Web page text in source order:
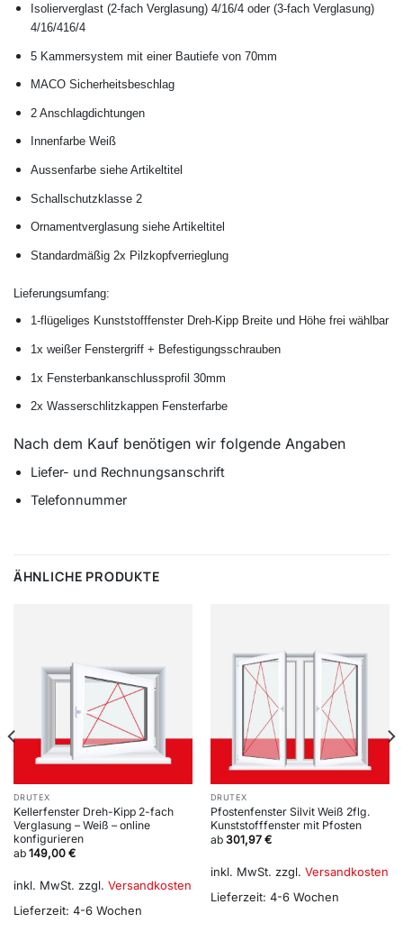
Isolierverglast (2-fach Verglasung) 4/16/4 oder (3-fach Verglasung)
4/16/416/4
5 Kammersystem mit einer Bautiefe von 70mm
MACO Sicherheitsbeschlag
2 Anschlagdichtungen
Innenfarbe Weiß
Aussenfarbe siehe Artikeltitel
Schallschutzklasse 2
Ornamentverglasung siehe Artikeltitel
Standardmäßig 2x Pilzkopfverrieglung
Lieferungsumfang:
1-flügeliges Kunststofffenster Dreh-Kipp Breite und Höhe frei wählbar
1x weißer Fenstergriff + Befestigungsschrauben
1x Fensterbankanschlussprofil 30mm
2x Wasserschlitzkappen Fensterfarbe
Nach dem Kauf benötigen wir folgende Angaben
Liefer- und Rechnungsanschrift
Telefonnummer
ÄHNLICHE PRODUKTE
DRUTEX
Kellerfenster Dreh-Kipp 2-fach
Verglasung – Weiß – online
konfigurieren
ab 149,00 €
inkl. MwSt. zzgl. Versandkosten
Lieferzeit: 4-6 Wochen
DRUTEX
Pfostenfenster Silvit Weiß 2flg.
Kunststofffenster mit Pfosten
ab 301,97 €
inkl. MwSt. zzgl. Versandkosten
Lieferzeit: 4-6 Wochen